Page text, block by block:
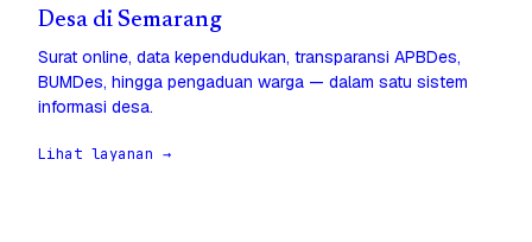
Desa di Semarang
Surat online, data kependudukan, transparansi APBDes,
BUMDes, hingga pengaduan warga — dalam satu sistem
informasi desa.
Lihat layanan →